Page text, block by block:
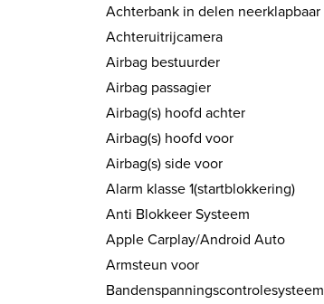
Achterbank in delen neerklapbaar
Achteruitrijcamera
Airbag bestuurder
Airbag passagier
Airbag(s) hoofd achter
Airbag(s) hoofd voor
Airbag(s) side voor
Alarm klasse 1(startblokkering)
Anti Blokkeer Systeem
Apple Carplay/Android Auto
Armsteun voor
Bandenspanningscontrolesysteem